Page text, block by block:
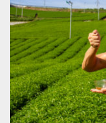
Category: 茶畑のマッチョ その
血管 前
ダウンロード